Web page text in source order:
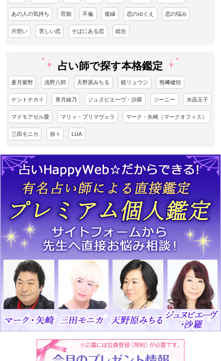
あの人の気持ち 官能 不倫 復縁 恋のゆくえ 恋の悩み
片想い 苦しい恋 そばにある恋 総合
占い師で探す本格鑑定
蒼月紫野 浅野八郎 天野原みちる 鏡リュウジ 熊﨑健恒
ケントナカイ 章月綾乃 ジュヌビエーヴ・沙羅 ジーニー 水晶玉子
マドモアゼル愛 マリィ・プリマヴェラ マーク・矢崎（マークオフィス）
三田モニカ 弥々 LUA